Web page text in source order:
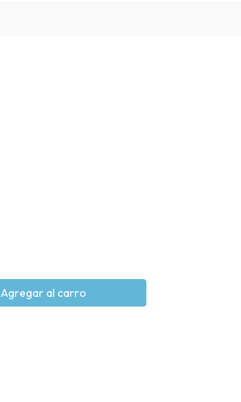
Agregar al carro